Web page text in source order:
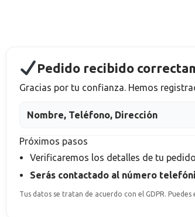
Pedido recibido
Gracias por tu confianza. Hemos
Nombre, Teléfono, Dirección
Próximos pasos
Verificaremos los detalles de tu
Serás contactado al número
Tus datos se tratan de acuerdo con el GDPR.